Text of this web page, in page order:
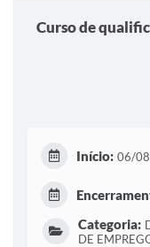
Curso de
Início: 06/
Categoria:
DE